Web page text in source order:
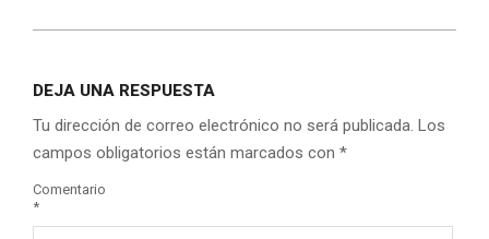
DEJA UNA RESPUESTA
Tu dirección de correo electrónico no será publicada. Los
campos obligatorios están marcados con *
Comentario
*